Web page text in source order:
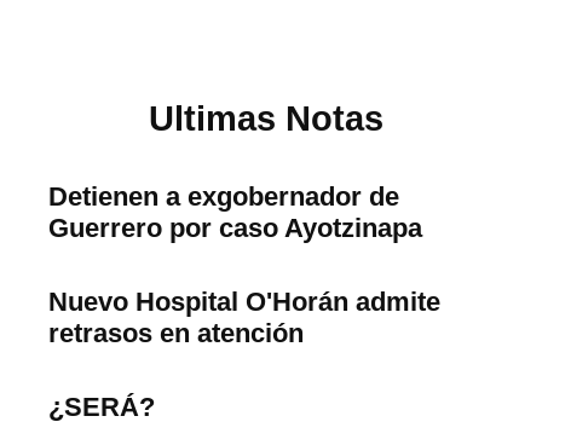
Ultimas Notas
Detienen a exgobernador de
Guerrero por caso Ayotzinapa
Nuevo Hospital O'Horán admite
retrasos en atención
¿SERÁ?